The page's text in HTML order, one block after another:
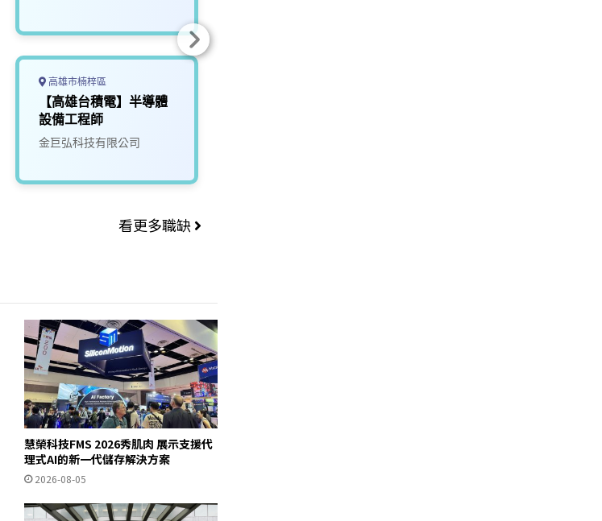
高雄市楠梓區
【高雄台積電】半導體
設備工程師
金巨弘科技有限公司
看更多職缺
慧榮科技FMS 2026秀肌肉 展示支援代
理式AI的新一代儲存解決方案
2026-08-05